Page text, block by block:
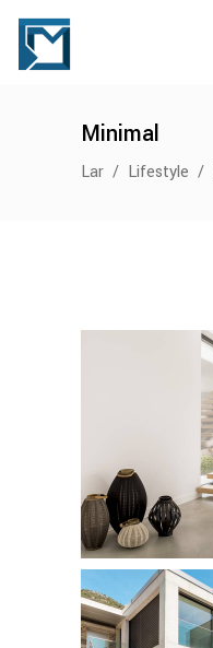
Minimal
Lar / Lifestyle /